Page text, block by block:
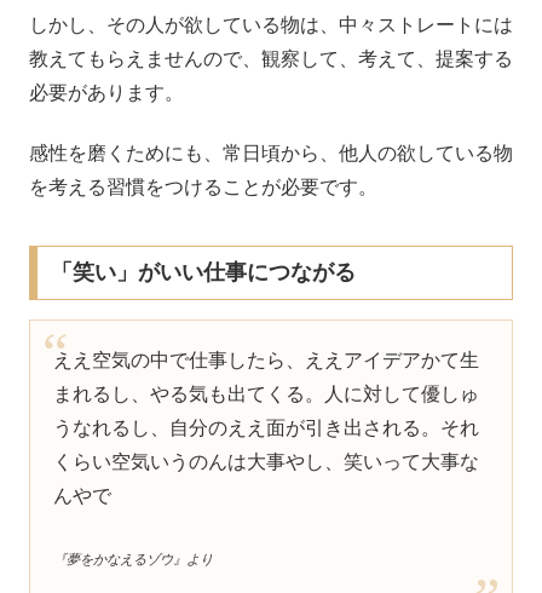
しかし、その人が欲している物は、中々ストレートには
教えてもらえませんので、観察して、考えて、提案する
必要があります。
感性を磨くためにも、常日頃から、他人の欲している物
を考える習慣をつけることが必要です。
「笑い」がいい仕事につながる
ええ空気の中で仕事したら、ええアイデアかて生
まれるし、やる気も出てくる。人に対して優しゅ
うなれるし、自分のええ面が引き出される。それ
くらい空気いうのんは大事やし、笑いって大事な
んやで
『夢をかなえるゾウ』より